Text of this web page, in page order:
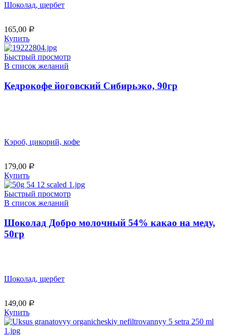
Шоколад, щербет
165,00 Р
Купить
Быстрый просмотр
В список желаний
Кедрокофе йоговский Сибирьэко, 90гр
Кэроб, цикорий, кофе
179,00 Р
Купить
Быстрый просмотр
В список желаний
Шоколад Добро молочный 54% какао на меду,
50гр
Шоколад, щербет
149,00 Р
Купить